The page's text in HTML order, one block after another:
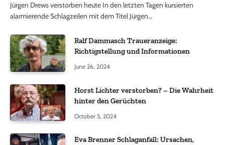
Jürgen Drews verstorben heute In den letzten Tagen kursierten
alarmierende Schlagzeilen mit dem Titel Jürgen…
Ralf Dammasch Traueranzeige:
Richtigstellung und Informationen
June 26, 2024
Horst Lichter verstorben? – Die Wahrheit
hinter den Gerüchten
October 5, 2024
Eva Brenner Schlaganfall: Ursachen,